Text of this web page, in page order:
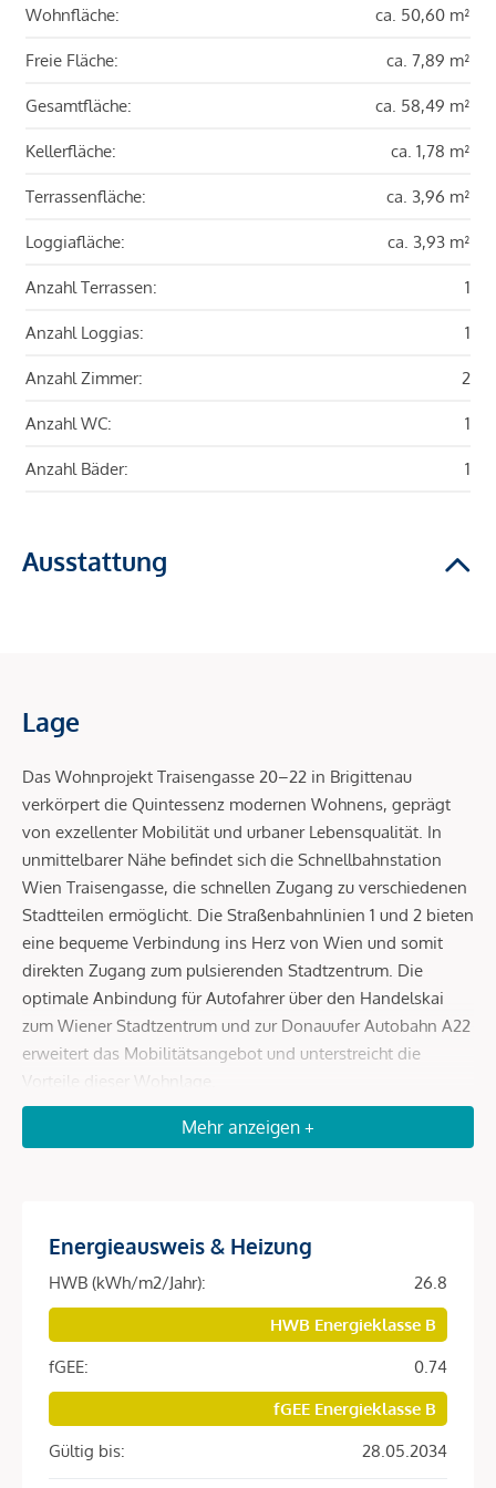
Wohnfläche: ca. 50,60 m²
Freie Fläche: ca. 7,89 m²
Gesamtfläche: ca. 58,49 m²
Kellerfläche: ca. 1,78 m²
Terrassenfläche: ca. 3,96 m²
Loggiafläche: ca. 3,93 m²
Anzahl Terrassen: 1
Anzahl Loggias: 1
Anzahl Zimmer: 2
Anzahl WC: 1
Anzahl Bäder: 1
Ausstattung
Lage
Das Wohnprojekt Traisengasse 20–22 in Brigittenau
verkörpert die Quintessenz modernen Wohnens, geprägt
von exzellenter Mobilität und urbaner Lebensqualität. In
unmittelbarer Nähe befindet sich die Schnellbahnstation
Wien Traisengasse, die schnellen Zugang zu verschiedenen
Stadtteilen ermöglicht. Die Straßenbahnlinien 1 und 2 bieten
eine bequeme Verbindung ins Herz von Wien und somit
direkten Zugang zum pulsierenden Stadtzentrum. Die
optimale Anbindung für Autofahrer über den Handelskai
zum Wiener Stadtzentrum und zur Donauufer Autobahn A22
erweitert das Mobilitätsangebot und unterstreicht die
Vorteile dieser Wohnlage.
2 Gehminuten zu den Linien 5A, 11A, 11B, 37A
8 Fahrradminuten zum Augarten
9 Gehminuten zu den Linien 1, 2
Beschreibung *
PROVISIONSFREI BIS BAUBEGINN!
DAS PROJEKT
Mehr anzeigen +
Energieausweis & Heizung
HWB (kWh/m2/Jahr):
26.8
HWB Energieklasse B
fGEE:
0.74
fGEE Energieklasse B
Gültig bis:
28.05.2034